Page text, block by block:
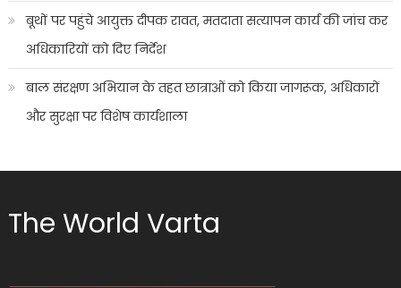
बूथों पर पहुंचे आयुक्त दीपक रावत, मतदाता सत्यापन कार्य की जांच कर
अधिकारियों को दिए निर्देश
बाल संरक्षण अभियान के तहत छात्राओं को किया जागरूक, अधिकारों
और सुरक्षा पर विशेष कार्यशाला
The World Varta